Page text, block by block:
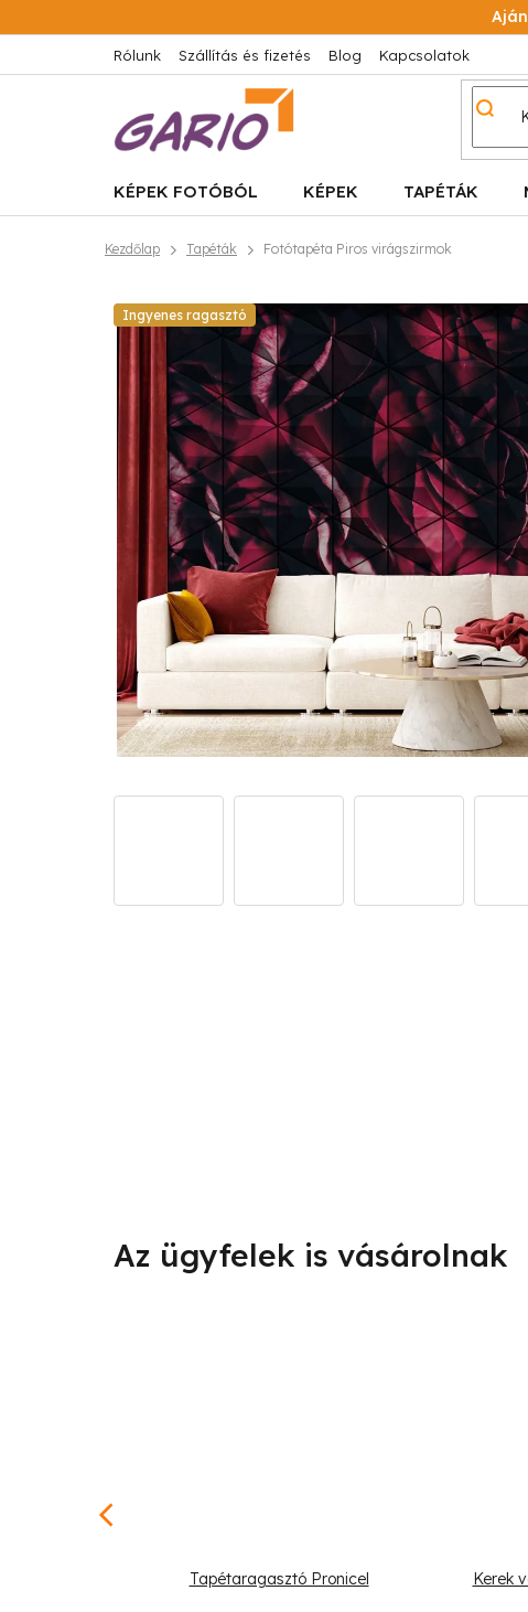
a
tartalomhoz
Rólunk Szállítás és fizetés Blog Kapcsolatok
KÉPEK FOTÓBÓL KÉPEK TAPÉTÁK
Kezdőlap Tapéták Fotótapéta Piros virágszirmok
Ingyenes ragasztó
Tapétaragasztó Pronicel
Kerek